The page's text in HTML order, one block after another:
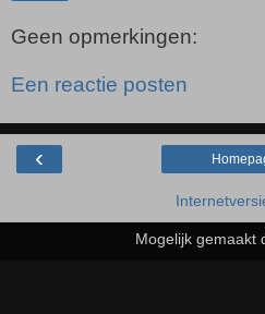
Geen opmerkingen:
Een reactie posten
‹
Mogelijk gemaakt